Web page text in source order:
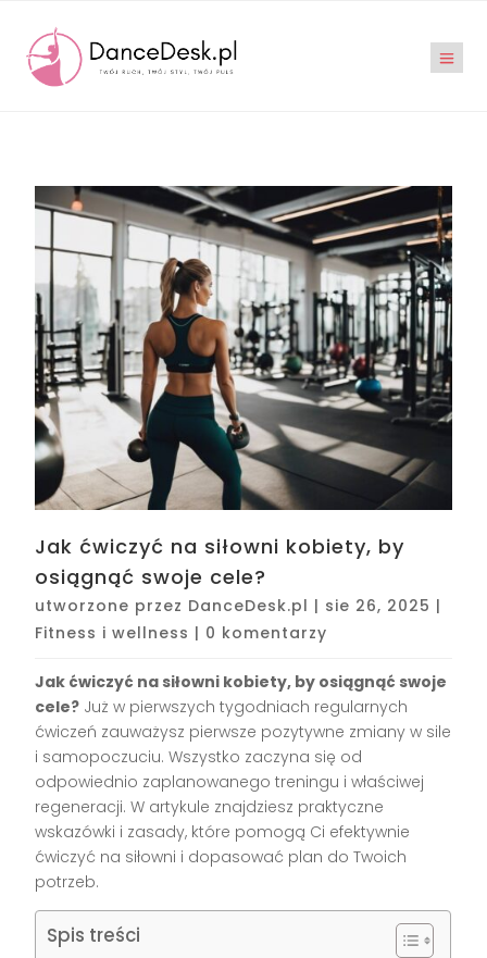
Jak ćwiczyć na siłowni kobiety, by
osiągnąć swoje cele?
utworzone przez DanceDesk.pl | sie 26, 2025 |
Fitness i wellness | 0 komentarzy
Jak ćwiczyć na siłowni kobiety, by osiągnąć swoje
cele? Już w pierwszych tygodniach regularnych
ćwiczeń zauważysz pierwsze pozytywne zmiany w sile
i samopoczuciu. Wszystko zaczyna się od
odpowiednio zaplanowanego treningu i właściwej
regeneracji. W artykule znajdziesz praktyczne
wskazówki i zasady, które pomogą Ci efektywnie
ćwiczyć na siłowni i dopasować plan do Twoich
potrzeb.
Spis treści